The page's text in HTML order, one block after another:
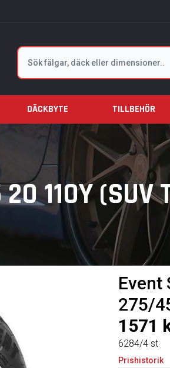
Sök
DÄCKBYTE TILLBEHÖR
110Y (SUV
Event
275/
1571
6284/4 st
Prishistorik